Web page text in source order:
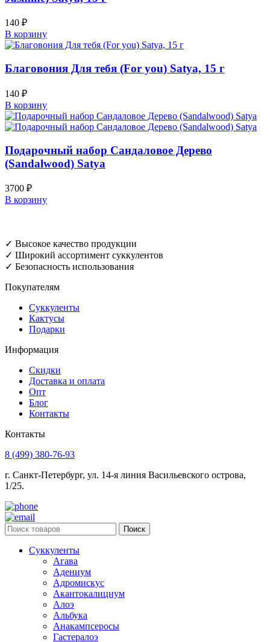
140 ₽
В корзину
Благовония Для тебя (For you) Satya, 15 г
140 ₽
В корзину
Подарочный набор Сандаловое Дерево
(Sandalwood) Satya
3700 ₽
В корзину
✓ Высокое качество продукции
✓ Широкий ассортимент суккулентов
✓ Безопасность использования
Покупателям
Суккуленты
Кактусы
Подарки
Информация
Скидки
Доставка и оплата
Опт
Блог
Контакты
Контакты
8 (499) 380-76-93
г. Санкт-Петербург, ул. 14-я линия Васильевского острова,
1/25.
Поиск
Суккуленты
Агава
Адениум
Адромискус
Акантокалициум
Алоэ
Альбука
Анакампсеросы
Гастералоэ